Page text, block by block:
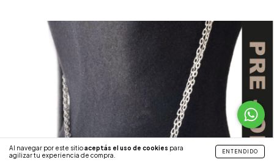
Al navegar por este sitioaceptás el uso de cookies para
agilizar tu experiencia de compra.
ENTENDIDO